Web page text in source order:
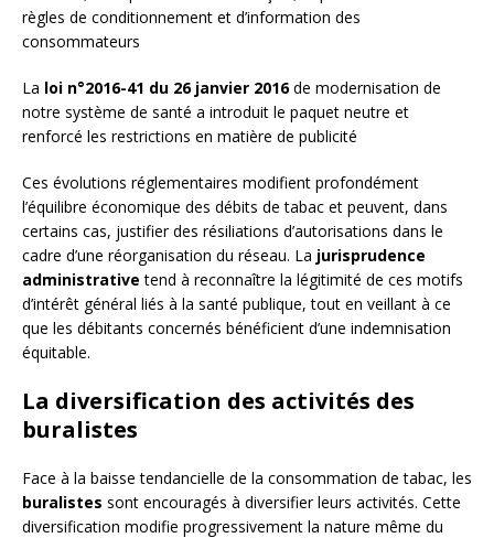
règles de conditionnement et d’information des
consommateurs
La loi n°2016-41 du 26 janvier 2016de modernisation de
notre système de santé a introduit le paquet neutre et
renforcé les restrictions en matière de publicité
Ces évolutions réglementaires modifient profondément
l’équilibre économique des débits de tabac et peuvent, dans
certains cas, justifier des résiliations d’autorisations dans le
cadre d’une réorganisation du réseau. La jurisprudence
administrative tend à reconnaître la légitimité de ces motifs
d’intérêt général liés à la santé publique, tout en veillant à ce
que les débitants concernés bénéficient d’une indemnisation
équitable.
La diversification des activités des
buralistes
Face à la baisse tendancielle de la consommation de tabac, les
buralistes sont encouragés à diversifier leurs activités. Cette
diversification modifie progressivement la nature même du